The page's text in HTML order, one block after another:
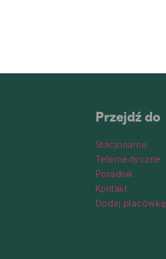
Przejdź do
Stacjonarne
Telemedyczne
Poradnik
Kontakt
Dodaj placówkę